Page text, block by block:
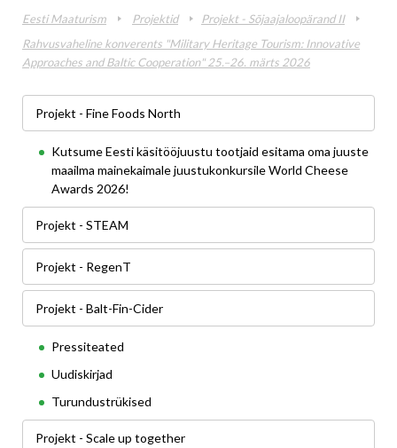
Eesti Maaturism Projektid
Projekt - Sõjaajaloopärand II
Rahvusvaheline konverents "Military Heritage Tourism: Innovative
Approaches and Baltic Cooperation" 25.–26. märts 2026
Projekt - Fine Foods North
Kutsume Eesti käsitööjuustu tootjaid esitama oma juuste
maailma mainekaimale juustukonkursile World Cheese
Awards 2026!
Projekt - STEAM
Projekt - RegenT
Projekt - Balt-Fin-Cider
Pressiteated
Uudiskirjad
Turundustrükised
Projekt - Scale up together